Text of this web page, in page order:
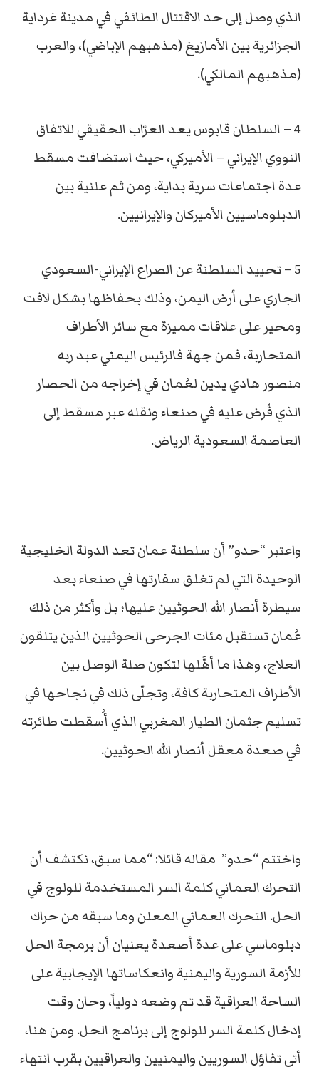
الذي وصل إلى حد الاقتتال الطائفي في مدينة غرداية
الجزائرية بين الأمازيغ (مذهبهم الإباضي)، والعرب
(مذهبهم المالكي).
4 – السلطان قابوس يعد العرّاب الحقيقي للاتفاق
النووي الإيراني – الأميركي، حيث استضافت مسقط
عدة اجتماعات سرية بداية، ومن ثم علنية بين
الدبلوماسيين الأميركان والإيرانيين.
5 – تحييد السلطنة عن الصراع الإيراني-السعودي
الجاري على أرض اليمن، وذلك بحفاظها بشكل لافت
ومحير على علاقات مميزة مع سائر الأطراف
المتحاربة، فمن جهة فالرئيس اليمني عبد ربه
منصور هادي يدين لعُمان في إخراجه من الحصار
الذي فُرض عليه في صنعاء ونقله عبر مسقط إلى
العاصمة السعودية الرياض.
واعتبر “حدو” أن سلطنة عمان تعد الدولة الخليجية
الوحيدة التي لم تغلق سفارتها في صنعاء بعد
سيطرة أنصار الله الحوثيين عليها؛ بل وأكثر من ذلك
عُمان تستقبل مئات الجرحى الحوثيين الذين يتلقون
العلاج، وهذا ما أهَّلها لتكون صلة الوصل بين
الأطراف المتحاربة كافة، وتجلّى ذلك في نجاحها في
تسليم جثمان الطيار المغربي الذي أُسقطت طائرته
في صعدة معقل أنصار الله الحوثيين.
واختتم “حدو” مقاله قائلا: “مما سبق، نكتشف أن
التحرك العماني كلمة السر المستخدمة للولوج في
الحل. التحرك العماني المعلن وما سبقه من حراك
دبلوماسي على عدة أصعدة يعنيان أن برمجة الحل
للأزمة السورية واليمنية وانعكاساتها الإيجابية على
الساحة العراقية قد تم وضعه دولياً، وحان وقت
إدخال كلمة السر للولوج إلى برنامج الحل. ومن هنا،
أتى تفاؤل السوريين واليمنيين والعراقيين بقرب انتهاء